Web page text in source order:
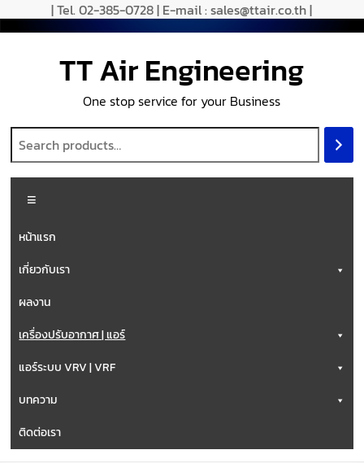
| Tel. 02-385-0728 | E-mail : sales@ttair.co.th |
TT Air Engineering
One stop service for your Business
หน้าแรก
เกี่ยวกับเรา
ผลงาน
เครื่องปรับอากาศ | แอร์
แอร์ระบบ VRV | VRF
บทความ
ติดต่อเรา